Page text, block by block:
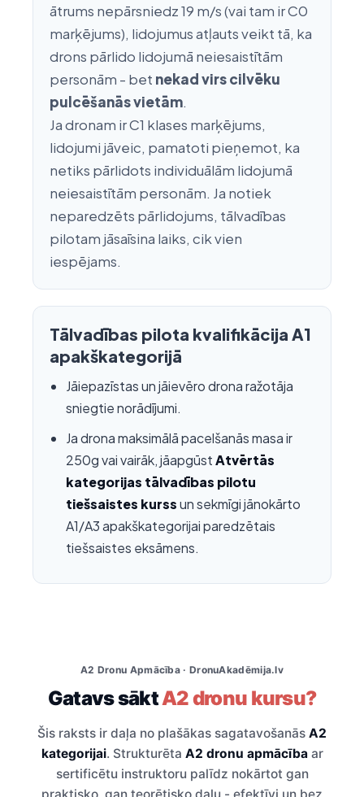
ātrums nepārsniedz 19 m/s (vai tam ir C0
marķējums), lidojumus atļauts veikt tā, ka
drons pārlido lidojumā neiesaistītām
personām - bet nekad virs cilvēku
pulcēšanās vietām.
Ja dronam ir C1 klases marķējums,
lidojumi jāveic, pamatoti pieņemot, ka
netiks pārlidots individuālām lidojumā
neiesaistītām personām. Ja notiek
neparedzēts pārlidojums, tālvadības
pilotam jāsaīsina laiks, cik vien
iespējams.
Tālvadības pilota kvalifikācija A1
apakškategorijā
Jāiepazīstas un jāievēro drona ražotāja
sniegtie norādījumi.
Ja drona maksimālā pacelšanās masa ir
250g vai vairāk, jāapgūstAtvērtās
kategorijas tālvadības pilotu
tiešsaistes kurssun sekmīgi jānokārto
A1/A3 apakškategorijai paredzētais
tiešsaistes eksāmens.
A2 Dronu Apmācība · DronuAkadēmija.lv
Gatavs sāktA2 dronu kursu?
Šis raksts ir daļa no plašākas sagatavošanās A2
kategorijai. Strukturēta A2 dronu apmācībaar
sertificētu instruktoru palīdz nokārtot gan